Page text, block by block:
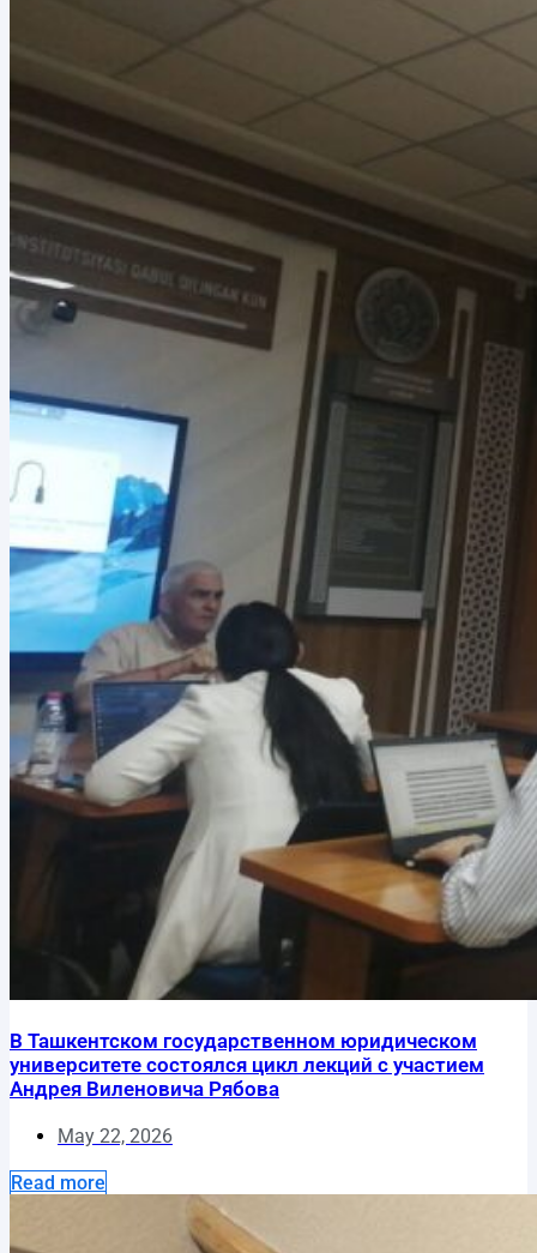
В Ташкентском государственном юридическом
университете состоялся цикл лекций с участием
Андрея Виленовича Рябова
May 22, 2026
Read more